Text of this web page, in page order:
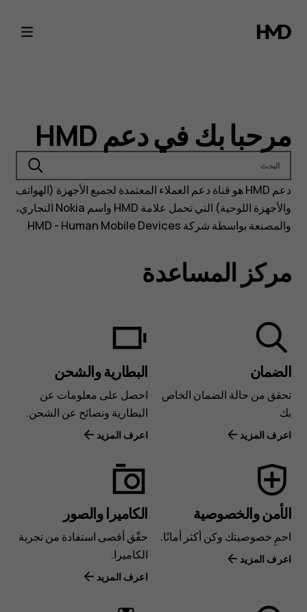
Nokia
and
phones
support
مرحبا بك في دعم HMD
البحث
دعم HMD هو قناة دعم العملاء المعتمدة لجميع الأجهزة (الهواتف
والأجهزة اللوحية) التي تحمل علامة HMD واسم Nokia التجاري،
والمصنعة بواسطة شركة HMD - Human Mobile Devices
مركز المساعدة
الضمان
تحقق من حالة الضمان الخاص
بك
اعرف المزيد
البطارية والشحن
احصل على معلومات عن
البطارية ونصائح عن الشحن.
اعرف المزيد
الأمن والخصوصية
احمِ خصوصيتك وكن أكثر أمانًا.
اعرف المزيد
الكاميرا والصور
حقّق أقصى استفادة من تجربة
الكاميرا.
اعرف المزيد